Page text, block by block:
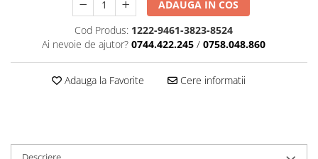
ADAUGA IN COS
Cod Produs: 1222-9461-3823-8524
Ai nevoie de ajutor? 0744.422.245 / 0758.048.860
Adauga la Favorite Cere informatii